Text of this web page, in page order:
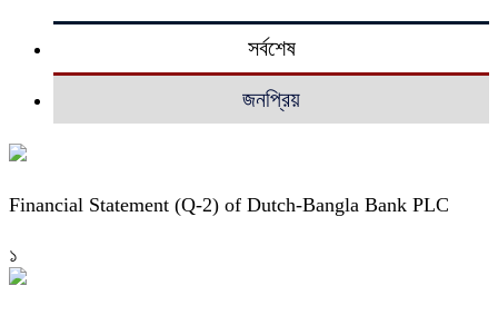
সর্বশেষ
জনপ্রিয়
Financial Statement (Q-2) of Dutch-Bangla Bank PLC
১